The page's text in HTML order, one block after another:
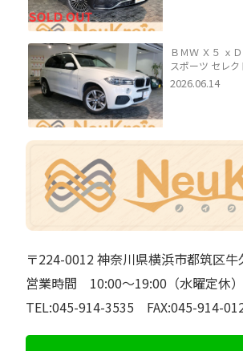
ＢＭＷ Ｘ５ ｘ
スポーツ セレ
2026.06.14
〒224-0012 神奈川県横浜市都筑区
営業時間 10:00～19:00（水曜定休）
TEL:045-914-3535 FAX:045-914-